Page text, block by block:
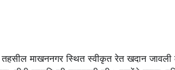
माखननगर स्थित स्वीकृत रेत खदान जावली